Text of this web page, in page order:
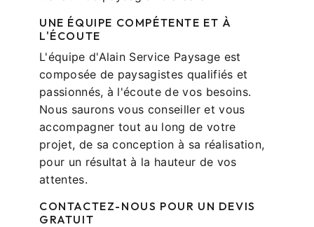
UNE ÉQUIPE COMPÉTENTE ET À
L'ÉCOUTE
L'équipe d'Alain Service Paysage est
composée de paysagistes qualifiés et
passionnés, à l'écoute de vos besoins.
Nous saurons vous conseiller et vous
accompagner tout au long de votre
projet, de sa conception à sa réalisation,
pour un résultat à la hauteur de vos
attentes.
CONTACTEZ-NOUS POUR UN DEVIS
GRATUIT